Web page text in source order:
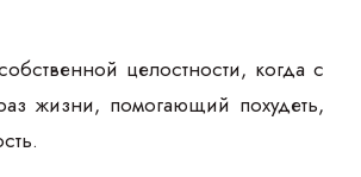
целостности, когда с
жизни, помогающий похудеть,